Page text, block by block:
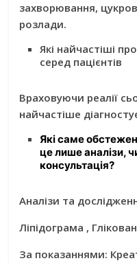
захворювання,
розлади.
Які найчастіші
серед пацієнтів
Враховуючи реалії
найчастіше
Які саме
це лише аналізи,
консультація?
Аналізи та
Ліпідограма ,
За показаннями: